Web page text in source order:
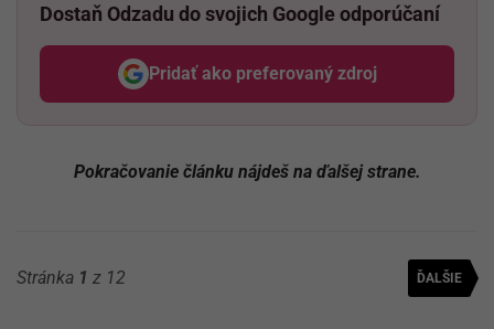
Dostaň Odzadu do svojich Google odporúčaní
Pridať ako preferovaný zdroj
Odzadu, odkaz sa otvorí v
Pokračovanie článku nájdeš na ďalšej strane.
Stránka 1 z 12 ĎALŠIE